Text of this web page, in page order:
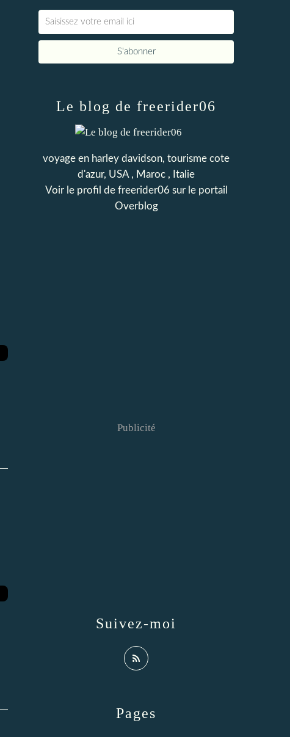
Pages
Le blog de freerider06
voyage en harley davidson, tourisme cote
d'azur, USA , Maroc , Italie
Voir le profil de freerider06 sur le portail
Overblog
Suivez-moi
Publicité